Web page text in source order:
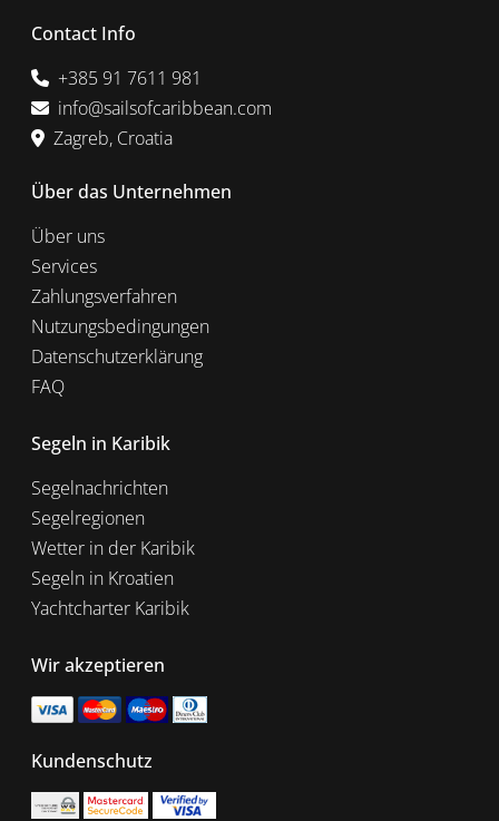
Contact Info
+385 91 7611 981
info@sailsofcaribbean.com
Zagreb, Croatia
Über das Unternehmen
Über uns
Services
Zahlungsverfahren
Nutzungsbedingungen
Datenschutzerklärung
FAQ
Segeln in Karibik
Segelnachrichten
Segelregionen
Wetter in der Karibik
Segeln in Kroatien
Yachtcharter Karibik
Wir akzeptieren
Kundenschutz